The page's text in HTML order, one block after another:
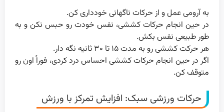
به آرومی عمل و از حرکات ناگهانی خودداری کن.
در حین انجام حرکات کششی، نفس خودت رو حبس نکن و به
طور طبیعی نفس بکش.
هر حرکت کششی رو به مدت ۱۵ تا ۳۰ ثانیه نگه دار.
اگر در حین انجام حرکات کششی احساس درد کردی، فوراً اون رو
متوقف کن.
حرکات ورزشی سبک: افزایش تمرکز با ورزش